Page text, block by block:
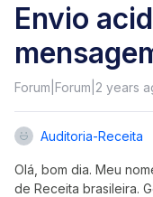
Envio
Forum|Forum|2 years
Auditoria-Receita
Olá, bom dia. Meu
de Receita brasileira.